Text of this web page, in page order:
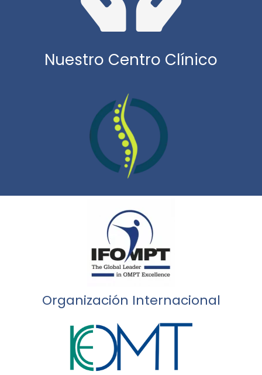
Nuestro Centro Clínico
Organización Internacional